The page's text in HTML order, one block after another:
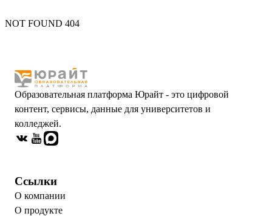
NOT FOUND 404
Образовательная платформа Юрайт - это цифровой
контент, сервисы, данные для университетов и
колледжей.
Ссылки
О компании
О продукте